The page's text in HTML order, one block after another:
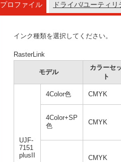
プロファイル ドライバ/ユーティリ
インク種類を選択してください。
RasterLink
モデル
カラーセ
ト
UJF-
7151
plusII
4Color色 CMYK
4Color+SP
色
CMYK
CMYK